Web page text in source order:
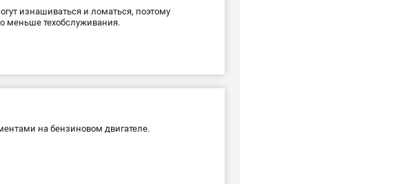
изнашиваться и ломаться, поэтому
меньше техобслуживания.
на бензиновом двигателе.